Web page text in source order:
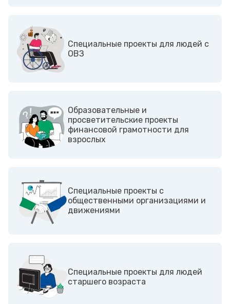
Cпециальные проекты для людей с
ОВЗ
Образовательные и
просветительские проекты
финансовой грамотности для
взрослых
Cпециальные проекты с
общественными организациями и
движениями
Специальные проекты для людей
старшего возраста